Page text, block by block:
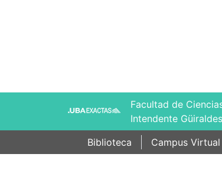
Facultad de
Intendente
Biblioteca
Campus Virtual